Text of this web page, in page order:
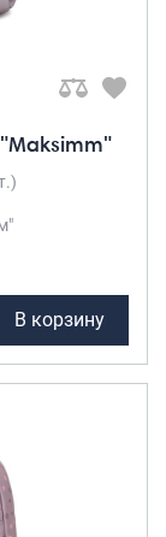
В корзину